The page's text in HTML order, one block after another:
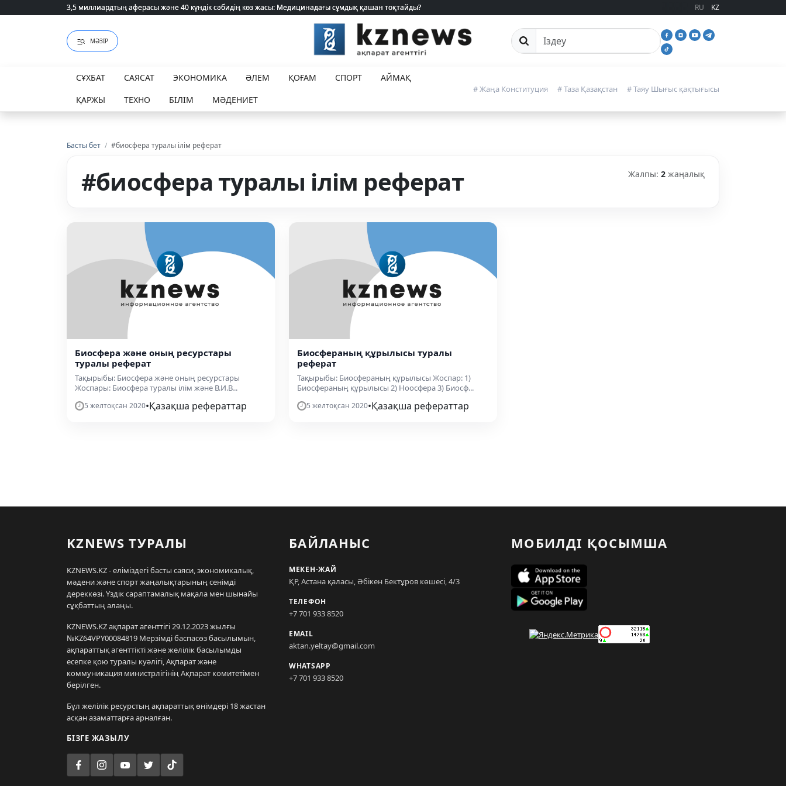
3,5 миллиардтың аферасы және 40 күндік сәбидің көз жасы: Медицинадағы сұмдық қашан тоқтайды?
3,5 миллиардтың аферасы және 40 күндік сәбидің көз жасы: Медицинадағы сұмдық қашан тоқтайды? RU KZ
МӘЗІР Сайттан іздеу
СҰХБАТ САЯСАТ ЭКОНОМИКА ӘЛЕМ ҚОҒАМ СПОРТ
АЙМАҚ
ҚАРЖЫ
ТЕХНО БІЛІМ МӘДЕНИЕТ
# Жаңа Конституция # Таза Қазақстан # Таяу Шығыс қақтығысы
Басты бет / #биосфера туралы ілім реферат
#биосфера туралы ілім реферат Жалпы: 2 жаңалық
Биосфера және оның ресурстары
туралы реферат
Тақырыбы: Биосфера және оның ресурстары
Жоспары: Биосфера туралы ілім және В.И.В...
5 желтоқсан 2020•Қазақша рефераттар
Биосфераның құрылысы туралы
реферат
Тақырыбы: Биосфераның құрылысы Жоспар: 1)
Биосфераның құрылысы 2) Ноосфера 3) Биосф...
5 желтоқсан 2020•Қазақша рефераттар
KZNEWS ТУРАЛЫ
KZNEWS.KZ - еліміздегі басты саяси, экономикалық,
мәдени және спорт жаңалықтарының сенімді
дереккөзі. Үздік сараптамалық мақала мен шынайы
сұқбаттың алаңы.
KZNEWS.KZ ақпарат агенттігі 29.12.2023 жылғы
№KZ64VPY00084819 Мерзімді баспасөз басылымын,
ақпараттық агенттікті және желілік басылымды
есепке қою туралы куәлігі, Ақпарат және
коммуникация министрлігінің Ақпарат комитетімен
берілген.
Бұл желілік ресурстың ақпараттық өнімдері 18 жастан
асқан азаматтарға арналған.
БІЗГЕ ЖАЗЫЛУ
БАЙЛАНЫС
МЕКЕН-ЖАЙ
ҚР, Астана қаласы, Әбікен Бектұров көшесі, 4/3
ТЕЛЕФОН
+7 701 933 8520
EMAIL
aktan.yeltay@gmail.com
WHATSAPP
+7 701 933 8520
МОБИЛДІ ҚОСЫМША